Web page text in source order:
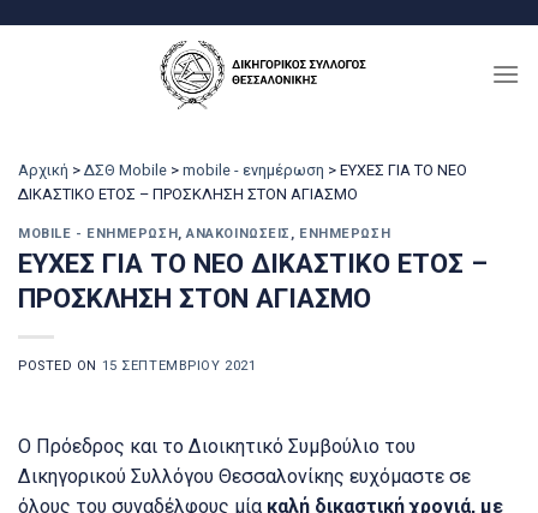
Αρχική > ΔΣΘ Mobile > mobile - ενημέρωση > ΕΥΧΕΣ ΓΙΑ ΤΟ ΝΕΟ
ΔΙΚΑΣΤΙΚΟ ΕΤΟΣ – ΠΡΟΣΚΛΗΣΗ ΣΤΟΝ ΑΓΙΑΣΜΟ
MOBILE - ΕΝΗΜΈΡΩΣΗ,ΑΝΑΚΟΙΝΏΣΕΙΣ , ΕΝΗΜΈΡΩΣΗ
ΕΥΧΕΣ ΓΙΑ ΤΟ ΝΕΟ ΔΙΚΑΣΤΙΚΟ ΕΤΟΣ –
ΠΡΟΣΚΛΗΣΗ ΣΤΟΝ ΑΓΙΑΣΜΟ
POSTED ON 15 ΣΕΠΤΕΜΒΡΊΟΥ 2021
Ο Πρόεδρος και το Διοικητικό Συμβούλιο του
Δικηγορικού Συλλόγου Θεσσαλονίκης ευχόμαστε σε
όλους του συναδέλφους μία καλή δικαστική χρονιά, με